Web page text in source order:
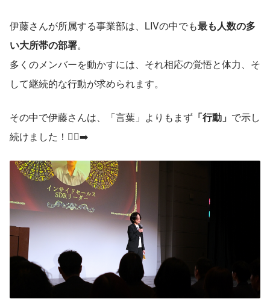
伊藤さんが所属する事業部は、LIVの中でも最も人数の多
い大所帯の部署。
多くのメンバーを動かすには、それ相応の覚悟と体力、そ
して継続的な行動が求められます。
その中で伊藤さんは、「言葉」よりもまず 「行動」 で示し
続けました！🏃‍♀️‍➡️